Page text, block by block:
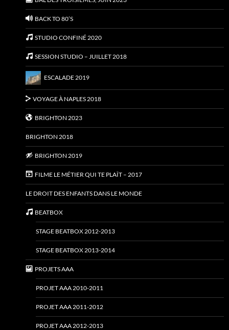
BACK TO 80’S
STUDIO CONFINÉ 2020
SESSION STUDIO – JUILLET 2018
ESCALADE 2019
VOYAGE À NAPLES 2018
BRIGHTON 2023
BRIGHTON 2018
BRIGHTON 2019
FILME LE MÉTIER QUI TE PLAÎT – 2017
LE DROIT DES ENFANTS DANS LE MONDE
BEATBOX
STAGE BEATBOX 2012-2013
STAGE BEATBOX 2013-2014
PROJETS AAA
PROJET AAA 2010-2011
PROJET AAA 2011-2012
PROJET AAA 2012-2013